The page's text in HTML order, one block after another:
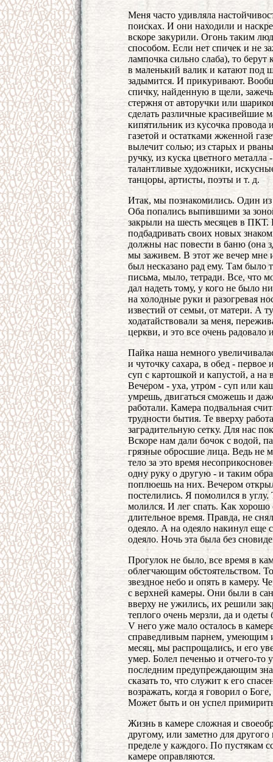
Меня часто удивляла
поисках. И они находили и
вскоре закурили. Огонь таким
способом. Если нет спичек и не
лампочка сильно слаба), то
в маленький валик и катают под
задымится. И прикуривают.
спичку, найденную в щели,
стержня от авторучки или
сделать различные красивейшие
кипятильник из кусочка
газетой и остатками жженной
вылечит солью; из старых и
ручку, из куска цветного
талантливые художники,
танцоры, артисты, поэты и т. д.
Итак, мы познакомились. Один из
Оба попались выпившими за
закрыли на шесть месяцев в ПКТ.
подбадривать своих новых
должны нас повести в баню (она
мы заживем. В этот же вечер
был несказано рад ему. Там было
письма, мыло, тетради. Все, что
дал надеть тому, у кого не было
на холодные руки и разогревая
известий от семьи, от матери. А
ходатайствовали за меня,
церкви, и это все очень радовало
Пайка наша немного
и чуточку сахара, в обед - первое
суп с картошкой и капустой, а на
Вечером - уха, утром - суп или
умрешь, двигаться сможешь и
работали. Камера подвальная
трудности бытия. Те вверху
заградительную сетку. Для нас
Вскоре нам дали бочок с водой,
грязные обросшие лица. Ведь не
тело за это время
одну руку о другую - и таким
поплюешь на них. Вечером
постелились. Я помолился в
молился. И лег спать. Как хорошо
длительное время. Правда, не
одеяло. А на одеяло накинул еще
одеяло. Ночь эта была без
Прогулок не было, все время в
облегчающим обстоятельством.
звездное небо и опять в камеру.
с верхней камеры. Они были в
вверху не ужились, их решили
теплого очень мерзли, да и
V него уже мало осталось в
справедливым парнем, умеющим
месяц, мы распрощались, и его
умер. Болел печенью и отчего-то
последним предупреждающим
сказать то, что служит к его
возражать, когда я говорил о
Может быть и он успел
Жизнь в камере сложная и
другому, или заметно для
пределе у каждого. По пустякам
камере оправляются.